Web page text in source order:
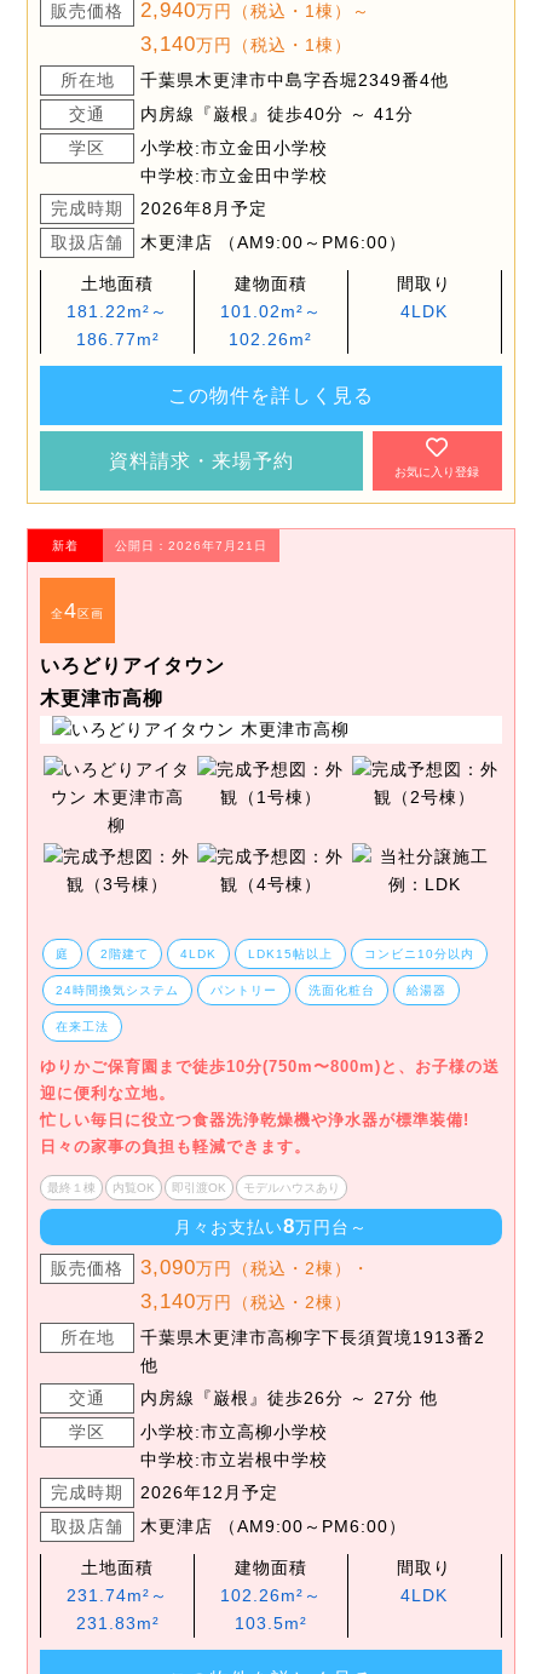
販売価格 2,940万円（税込・1棟）～
3,140万円（税込・1棟）
所在地
千葉県木更津市中島字呑堀2349番4他
交通
内房線『巌根』徒歩40分 ～ 41分
学区
小学校:市立金田小学校
中学校:市立金田中学校
完成時期
2026年8月予定
取扱店舗
木更津店 （AM9:00～PM6:00）
土地面積
181.22m²～
186.77m²
建物面積
101.02m²～
102.26m²
間取り
4LDK
この物件を詳しく見る
資料請求・来場予約
お気に入り登録
新着 公開日：2026年7月21日
全4区画
いろどりアイタウン
木更津市高柳
庭 2階建て 4LDK LDK15帖以上 コンビニ10分以内
24時間換気システム パントリー 洗面化粧台 給湯器
在来工法
ゆりかご保育園まで徒歩10分(750m〜800m)と、お子様の送
迎に便利な立地。
忙しい毎日に役立つ食器洗浄乾燥機や浄水器が標準装備!
日々の家事の負担も軽減できます。
最終１棟 内覧OK 即引渡OK モデルハウスあり
月々お支払い8万円台～
販売価格 3,090万円（税込・2棟）・
3,140万円（税込・2棟）
所在地
千葉県木更津市高柳字下長須賀境1913番2
他
交通
内房線『巌根』徒歩26分 ～ 27分 他
学区
小学校:市立高柳小学校
中学校:市立岩根中学校
完成時期
2026年12月予定
取扱店舗
木更津店 （AM9:00～PM6:00）
土地面積
231.74m²～
231.83m²
建物面積
102.26m²～
103.5m²
間取り
4LDK